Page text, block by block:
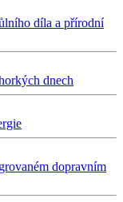
díla a přírodní
dnech
dopravním